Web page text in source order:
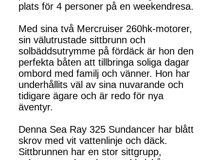
plats för 4 personer på en weekendresa.
Med sina två Mercruiser 260hk-motorer,
sin välutrustade sittbrunn och
solbäddsutrymme på fördäck är hon den
perfekta båten att tillbringa soliga dagar
ombord med familj och vänner. Hon har
underhållits väl av sina nuvarande och
tidigare ägare och är redo för nya
äventyr.
Denna Sea Ray 325 Sundancer har blått
skrov med vit vattenlinje och däck.
Sittbrunnen har en stor sittgrupp,